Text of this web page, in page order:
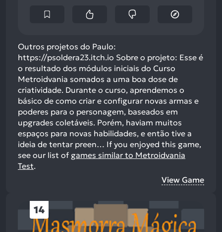
Outros projetos do Paulo:
https://psoldera23.itch.io Sobre o projeto: Esse é
o resultado dos módulos iniciais do Curso
Metroidvania somados a uma boa dose de
criatividade. Durante o curso, aprendemos o
básico de como criar e configurar novas armas e
poderes para o personagem, baseados em
upgrades coletáveis. Porém, haviam muitos
espaços para novas habilidades, e então tive a
ideia de tentar preen… If you enjoyed this game,
see our list of games similar to Metroidvania
Test.
View Game
14